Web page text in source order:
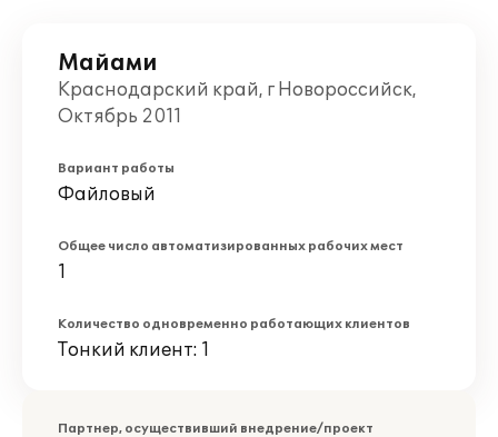
Майами
Краснодарский край, г Новороссийск,
Октябрь 2011
Вариант работы
Файловый
Общее число автоматизированных рабочих мест
1
Количество одновременно работающих клиентов
Тонкий клиент: 1
Партнер, осуществивший внедрение/проект